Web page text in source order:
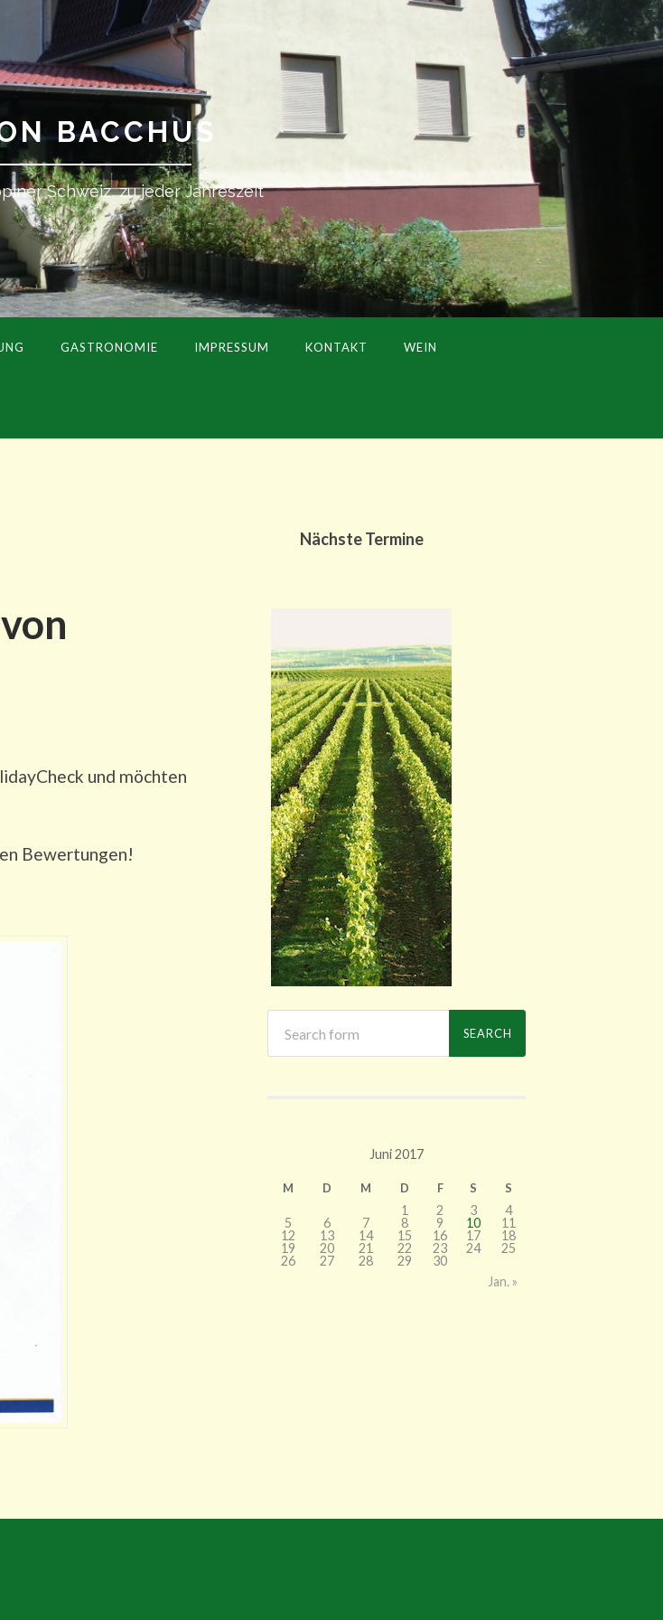
BACCHUS
Schweiz, zu jeder Jahreszeit
GASTRONOMIE IMPRESSUM KONTAKT WEIN
und möchten
Bewertungen!
Nächste Termine
Juni 2017
M D M D F S S
Jan. »
1 2 3
4
5
6 7 8 9 10
11
12
13 14 15 16 17
18
19
20 21 22 23 24
25
26
27 28 29 30